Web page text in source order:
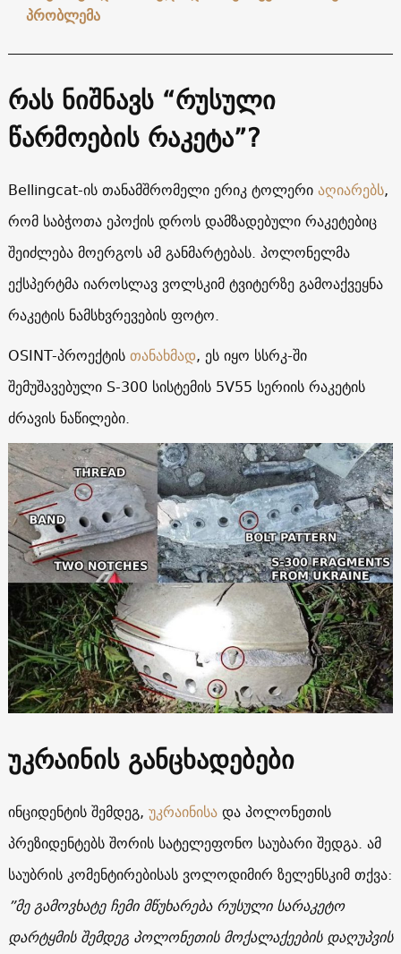
პრობლემა
რას ნიშნავს “რუსული
წარმოების რაკეტა”?
Bellingcat-ის თანამშრომელი ერიკ ტოლერიაღიარებს,
რომ საბჭოთა ეპოქის დროს დამზადებული რაკეტებიც
შეიძლება მოერგოს ამ განმარტებას. პოლონელმა
ექსპერტმა იაროსლავ ვოლსკიმ ტვიტერზე გამოაქვეყნა
რაკეტის ნამსხვრევების ფოტო.
OSINT-პროექტისთანახმად, ეს იყო სსრკ-ში
შემუშავებული S-300 სისტემის 5V55 სერიის რაკეტის
ძრავის ნაწილები.
უკრაინის განცხადებები
ინციდენტის შემდეგ, უკრაინისადა პოლონეთის
პრეზიდენტებს შორის სატელეფონო საუბარი შედგა. ამ
საუბრის კომენტირებისას ვოლოდიმირ ზელენსკიმ თქვა:
”მე გამოვხატე ჩემი მწუხარება რუსული სარაკეტო
დარტყმის შემდეგ პოლონეთის მოქალაქეების დაღუპვის